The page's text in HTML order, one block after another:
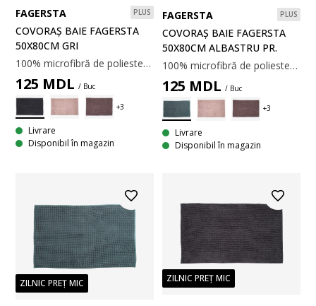
FAGERSTA PLUS
COVORAȘ BAIE FAGERSTA
50X80CM GRI
100% microfibră de poliester. Cu spate din latex, antiderapant. 50x80cm.
125 MDL / Buc
Livrare
Disponibil în magazin
FAGERSTA PLUS
COVORAȘ BAIE FAGERSTA
50X80CM ALBASTRU PR.
100% microfibră de poliester. Cu spate din latex, antiderapant. 50x80cm.
125 MDL / Buc
Livrare
Disponibil în magazin
ZILNIC PREȚ MIC ZILNIC PREȚ MIC